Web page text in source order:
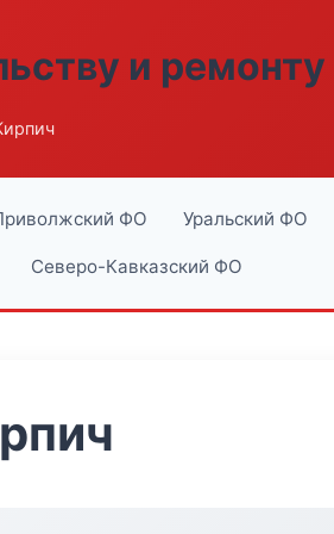
и ремонту
ФО Уральский ФО
Северо-Кавказский ФО